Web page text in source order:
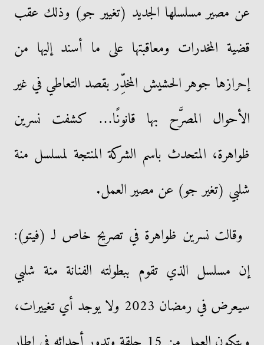
عن مصير مسلسلها الجديد (تغيير جو) وذلك عقب
قضية المخدرات ومعاقبتها على ما أسند إليها من
إحرازها جوهر الحشيش المخدِّر بقصد التعاطي في غير
الأحوال المصرَّح بها قانونًا… كشفت نسرين
ظواهرة، المتحدث باسم الشركة المنتجة لمسلسل منة
شلبي (تغير جو) عن مصير العمل.
وقالت نسرين ظواهرة في تصريح خاص لـ (فيتو):
إن مسلسل الذي تقوم ببطولته الفنانة منة شلبي
سيعرض في رمضان 2023 ولا يوجد أي تغييرات،